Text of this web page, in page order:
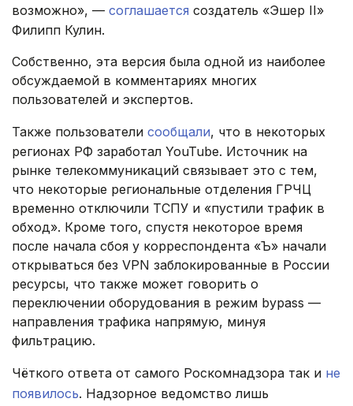
возможно», — соглашается создатель «Эшер II»
Филипп Кулин.
Собственно, эта версия была одной из наиболее
обсуждаемой в комментариях многих
пользователей и экспертов.
Также пользователи сообщали, что в некоторых
регионах РФ заработал YouTube. Источник на
рынке телекоммуникаций связывает это с тем,
что некоторые региональные отделения ГРЧЦ
временно отключили ТСПУ и «пустили трафик в
обход». Кроме того, спустя некоторое время
после начала сбоя у корреспондента «Ъ» начали
открываться без VPN заблокированные в России
ресурсы, что также может говорить о
переключении оборудования в режим bypass —
направления трафика напрямую, минуя
фильтрацию.
Чёткого ответа от самого Роскомнадзора так и не
появилось. Надзорное ведомство лишь